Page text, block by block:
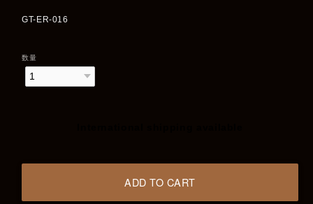
GT-ER-016
数量
ADD TO CART